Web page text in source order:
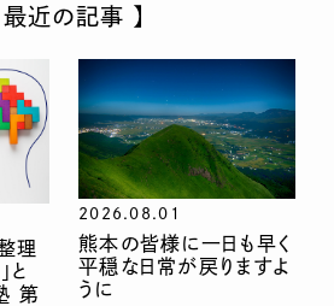
最近の記事 】
理
と
第
2026.08.01
熊本の皆様に一日も早く
平穏な日常が戻りますよ
うに